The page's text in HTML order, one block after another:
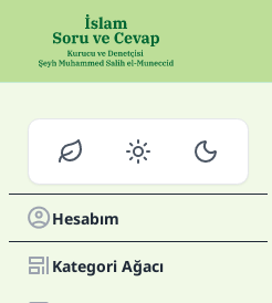
Hesabım
Kategori Ağacı